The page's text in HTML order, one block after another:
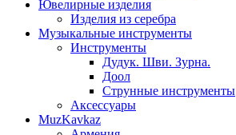
Ювелирные изделия
Изделия из серебра
Музыкальные инструменты
Инструменты
Дудук. Шви. Зурна.
Доол
Струнные инструменты
Аксессуары
MuzKavkaz